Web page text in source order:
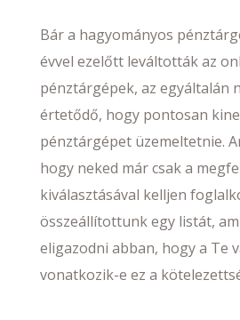
Bár a hagyományos
évvel ezelőtt leváltották az
pénztárgépek, az egyáltalán
értetődő, hogy pontosan
pénztárgépet üzemeltetnie.
hogy neked már csak a
kiválasztásával kelljen
összeállítottunk egy listát,
eligazodni abban, hogy a Te
vonatkozik-e ez a